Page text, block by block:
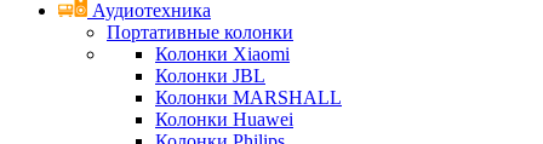
Аудиотехника
Портативные колонки
Колонки Xiaomi
Колонки JBL
Колонки MARSHALL
Колонки Huawei